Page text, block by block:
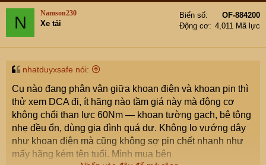
N Namson230
Xe tải
Biển số
OF-884200
Động cơ
4,011 Mã lực
nhatduyxsafe nói:
Cụ nào đang phân vân giữa khoan điện và khoan pin thì
thử xem DCA đi, ít hãng nào tầm giá này mà động cơ
không chổi than lực 60Nm — khoan tường gạch, bê tông
nhẹ đều ổn, dùng gia đình quá dư. Không lo vướng dây
như khoan điện mà cũng không sợ pin chết nhanh như
mấy hãng kém tên tuổi. Mình mua bên